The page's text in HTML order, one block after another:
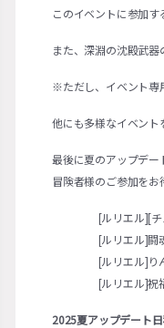
このイベントに参加
また、深淵の沈殿武
※ただし、イベント専
他にも多様なイベン
最後に夏のアップデ
冒険者様のご参加をお
[ルリエル][
[ルリエル]闘
[ルリエル]り
[ルリエル]祝
2025夏アップデート